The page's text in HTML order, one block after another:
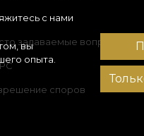
вы
опыта.
с нами
задаваемые вопросы
споров